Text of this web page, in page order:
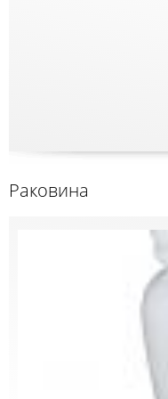
Раковина